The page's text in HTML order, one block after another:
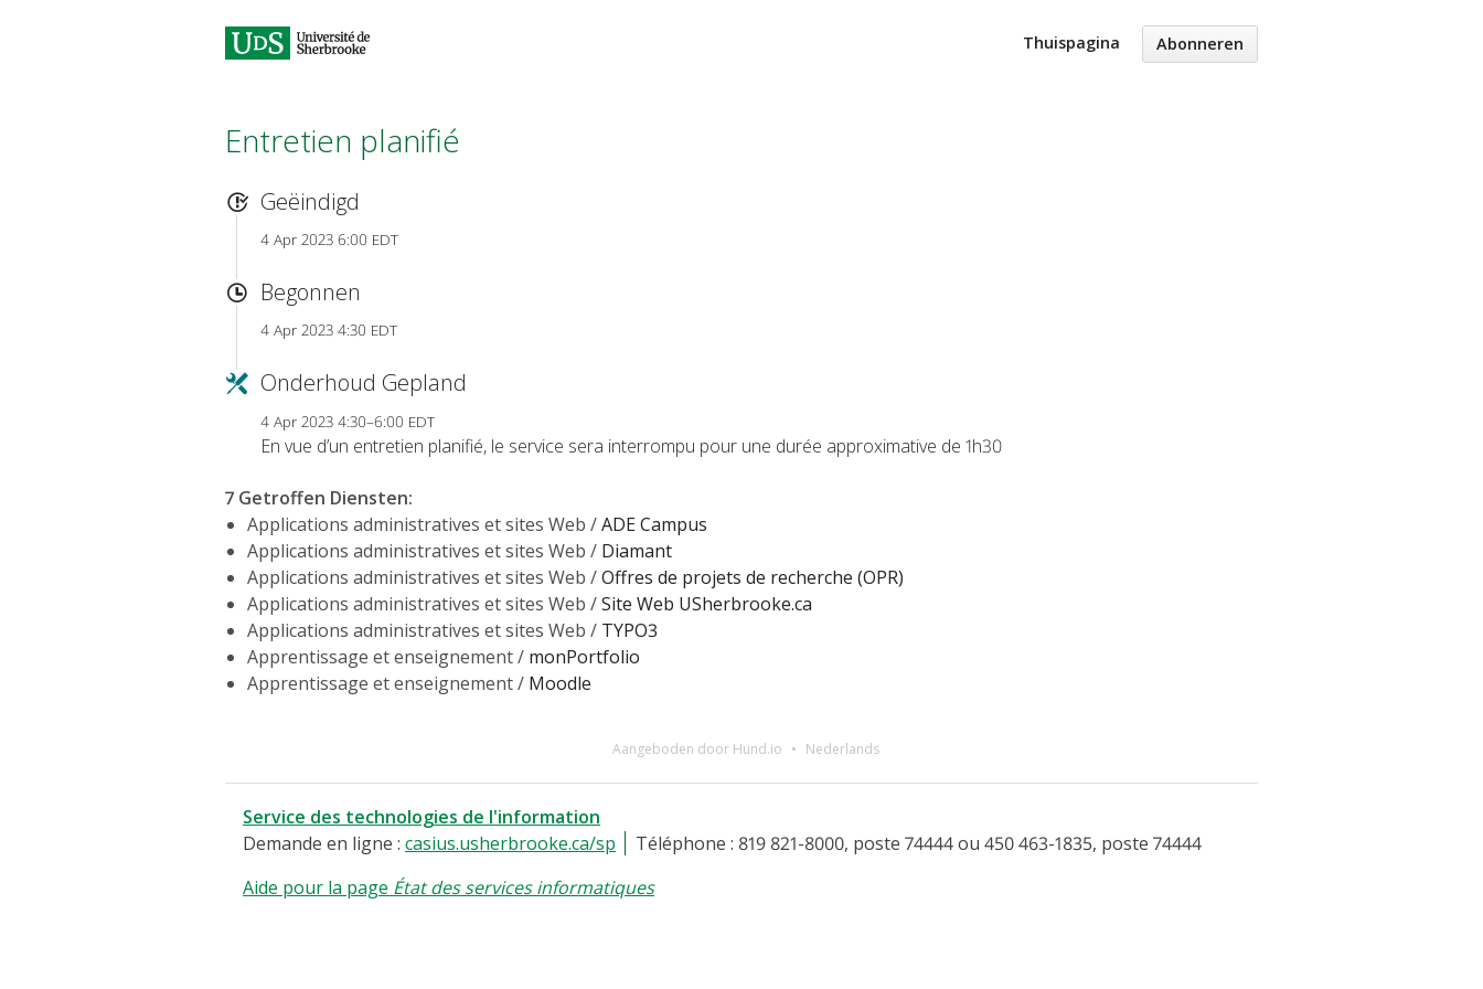
Thuispagina Abonneren
Entretien planifié
Geëindigd
4 Apr 2023 6:00 EDT
Begonnen
4 Apr 2023 4:30 EDT
Onderhoud Gepland
4 Apr 2023 4:30–6:00 EDT
En vue d’un entretien planifié, le service sera interrompu pour une durée approximative de 1h30
7 Getroffen Diensten:
Applications administratives et sites Web /ADE Campus
Applications administratives et sites Web / Diamant
Applications administratives et sites Web /Offres de projets de recherche (OPR)
Applications administratives et sites Web /Site Web USherbrooke.ca
Applications administratives et sites Web / TYPO3
Apprentissage et enseignement / monPortfolio
Apprentissage et enseignement / Moodle
Aangeboden door Hund.io Nederlands
Service des technologies de l'information
Demande en ligne : casius.usherbrooke.ca/sp
Téléphone : 819 821-8000, poste 74444 ou 450 463-1835, poste 74444
Aide pour la page État des services informatiques